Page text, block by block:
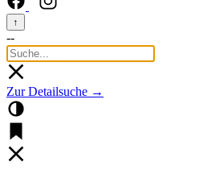
↑
--
Zur Detailsuche →